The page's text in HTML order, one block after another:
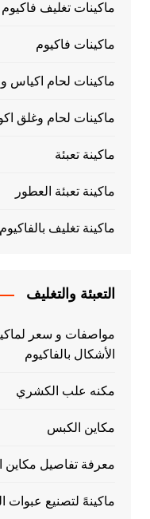
ماكينات تغليف فاكيوم
ماكينات فاكيوم
ماكينات لحام اكياس
ماكينات لحام وغلق
ماكينة تعبئة
ماكينة تعبئة العطور
ماكينة تغليف بالفاكيوم
التعبئة والتغليف
مواصفات و سعر
الأشكال بالفاكيوم
مكنه علب الكشري
مكاين الكبس
معرفة تفاصيل مكاين
ماكينهً لتصنيع عبوات